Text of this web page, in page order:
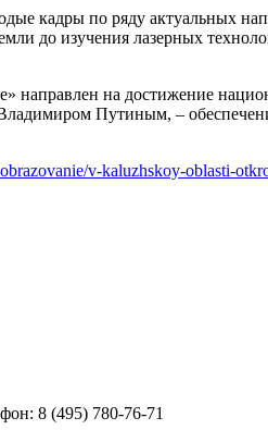
кадры по ряду актуальных
до изучения лазерных
направлен на достижение
Путиным, –
v-kaluzhskoy-oblasti-
8 (495) 780-76-71